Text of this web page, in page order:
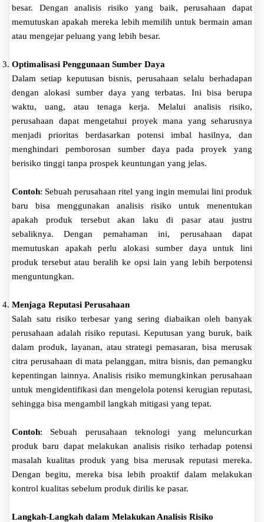
besar. Dengan analisis risiko yang baik, perusahaan dapat
memutuskan apakah mereka lebih memilih untuk bermain aman
atau mengejar peluang yang lebih besar.
Optimalisasi Penggunaan Sumber Daya
Dalam setiap keputusan bisnis, perusahaan selalu berhadapan
dengan alokasi sumber daya yang terbatas. Ini bisa berupa
waktu, uang, atau tenaga kerja. Melalui analisis risiko,
perusahaan dapat mengetahui proyek mana yang seharusnya
menjadi prioritas berdasarkan potensi imbal hasilnya, dan
menghindari pemborosan sumber daya pada proyek yang
berisiko tinggi tanpa prospek keuntungan yang jelas.
Contoh: Sebuah perusahaan ritel yang ingin memulai lini produk
baru bisa menggunakan analisis risiko untuk menentukan
apakah produk tersebut akan laku di pasar atau justru
sebaliknya. Dengan pemahaman ini, perusahaan dapat
memutuskan apakah perlu alokasi sumber daya untuk lini
produk tersebut atau beralih ke opsi lain yang lebih berpotensi
menguntungkan.
Menjaga Reputasi Perusahaan
Salah satu risiko terbesar yang sering diabaikan oleh banyak
perusahaan adalah risiko reputasi. Keputusan yang buruk, baik
dalam produk, layanan, atau strategi pemasaran, bisa merusak
citra perusahaan di mata pelanggan, mitra bisnis, dan pemangku
kepentingan lainnya. Analisis risiko memungkinkan perusahaan
untuk mengidentifikasi dan mengelola potensi kerugian reputasi,
sehingga bisa mengambil langkah mitigasi yang tepat.
Contoh: Sebuah perusahaan teknologi yang meluncurkan
produk baru dapat melakukan analisis risiko terhadap potensi
masalah kualitas produk yang bisa merusak reputasi mereka.
Dengan begitu, mereka bisa lebih proaktif dalam melakukan
kontrol kualitas sebelum produk dirilis ke pasar.
Langkah-Langkah dalam Melakukan Analisis Risiko